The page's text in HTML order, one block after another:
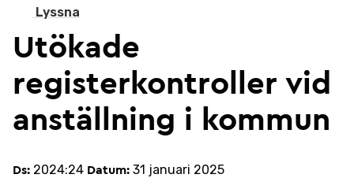
Lyssna
Utökade
registerkontroller vid
anställning i kommun
Ds: 2024:24 Datum: 31 januari 2025